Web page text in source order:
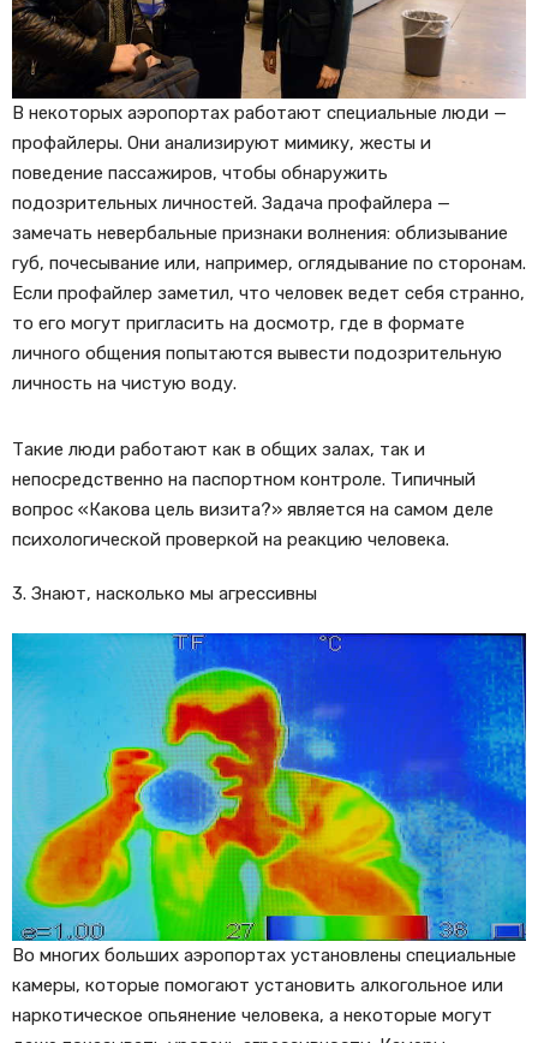
В некоторых аэропортах работают специальные люди —
профайлеры. Они анализируют мимику, жесты и
поведение пассажиров, чтобы обнаружить
подозрительных личностей. Задача профайлера —
замечать невербальные признаки волнения: облизывание
губ, почесывание или, например, оглядывание по сторонам.
Если профайлер заметил, что человек ведет себя странно,
то его могут пригласить на досмотр, где в формате
личного общения попытаются вывести подозрительную
личность на чистую воду.
Такие люди работают как в общих залах, так и
непосредственно на паспортном контроле. Типичный
вопрос «Какова цель визита?» является на самом деле
психологической проверкой на реакцию человека.
3. Знают, насколько мы агрессивны
Во многих больших аэропортах установлены специальные
камеры, которые помогают установить алкогольное или
наркотическое опьянение человека, а некоторые могут